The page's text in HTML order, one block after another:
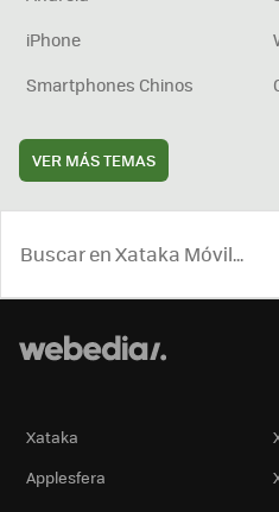
iPhone
Smartphones Chinos
VER MÁS TEMAS
Xataka
Applesfera